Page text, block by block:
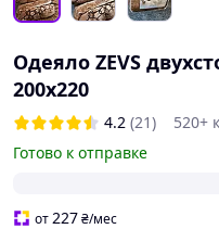
Одеяло ZEVS
200х220
4.2 (21)
520+
Готово к отправке
от227₴/мес